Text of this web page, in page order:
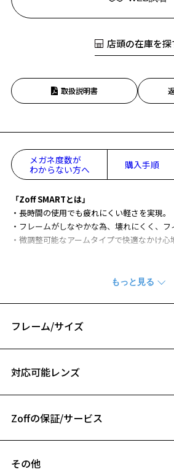
店頭の在庫を探
取扱説明書
メガネ度数が
わからない方へ
購入手順
「Zoff SMARTとは」
・長時間の使用でも疲れにくい軽さを実現。
・フレームがしなやかな為、壊れにくく、フ
・微調整可能なアームタイプで快適なかけ心
量、掛け心地に優れたデザインです。
テンプルに丸みをつけることでさらに柔軟
ます。
※柄や色味の出方に個体差があり、画像と異
Zoff SMART (ゾフ・スマート) ページをみる
です。
フレーム/サイズ
B ブリッジ(鼻部分)の横幅：20mm
対応可能レンズ
フレームとレンズの合計料金
Zoffの保証/サービス
その他